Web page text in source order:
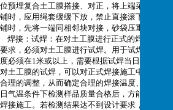
位预埋复合土工膜搭接、对正，将上端采用砂袋
铺时，应用绳套缓缓下放，禁止直接滚下。库底水
铺时，先将一端同相邻块对接，砂袋压重固定，
焊接：试焊：在对土工膜进行正式的焊接之前
要求，必须对土工膜进行试焊。用于试焊的样品的
度必须在1米或以上，需要根据试焊当日的温度以
对土工膜的试焊，可以对正式焊接施工中的工作
合理的调整，从而确定合理的焊接温度、速度以
日气温条件下检测样品质量合格后，方能进行大
焊接施工。若检测结果达不到设计要求，重新试